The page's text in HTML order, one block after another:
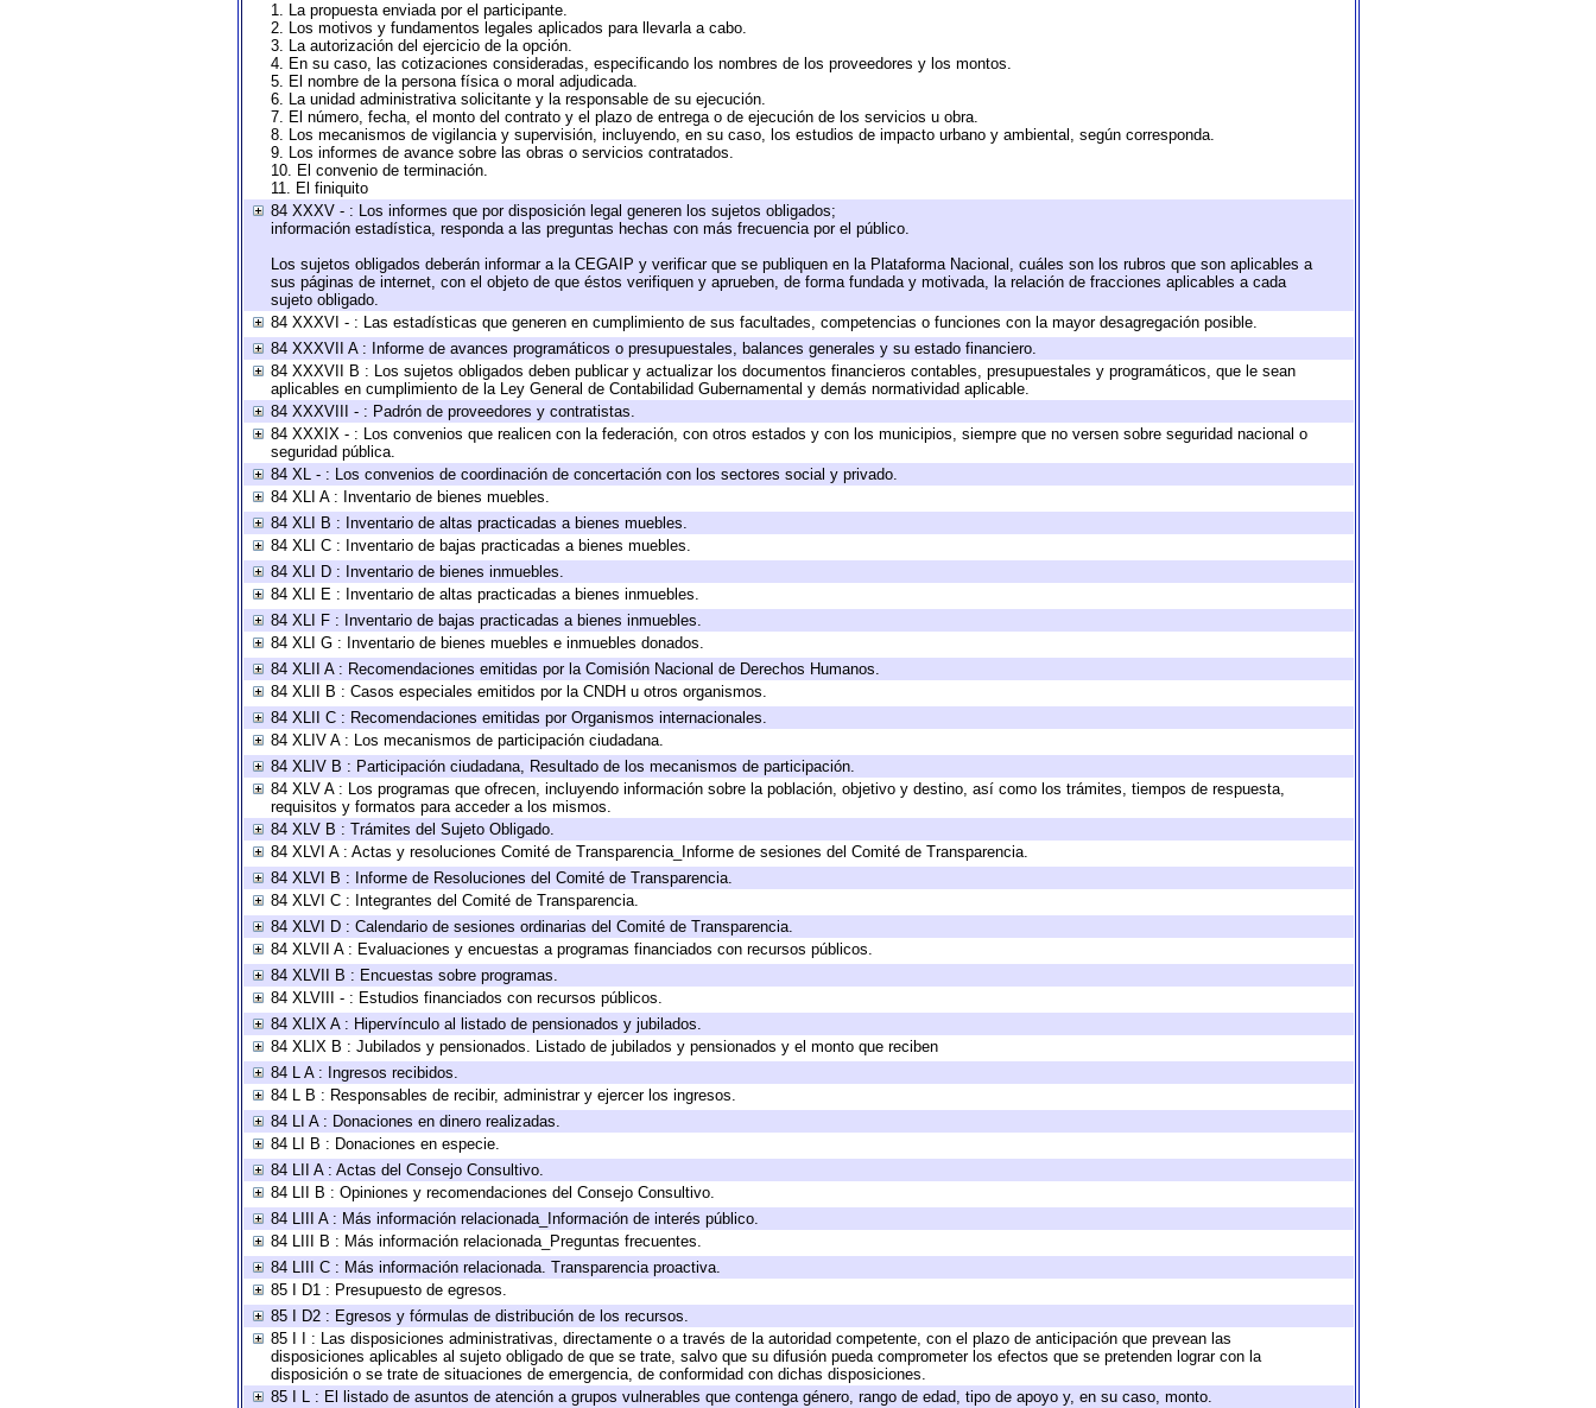
1. La propuesta enviada por el participante.
2. Los motivos y fundamentos legales aplicados para llevarla a cabo.
3. La autorización del ejercicio de la opción.
4. En su caso, las cotizaciones consideradas, especificando los nombres de los proveedores y los montos.
5. El nombre de la persona física o moral adjudicada.
6. La unidad administrativa solicitante y la responsable de su ejecución.
7. El número, fecha, el monto del contrato y el plazo de entrega o de ejecución de los servicios u obra.
8. Los mecanismos de vigilancia y supervisión, incluyendo, en su caso, los estudios de impacto urbano y ambiental, según corresponda.
9. Los informes de avance sobre las obras o servicios contratados.
10. El convenio de terminación.
11. El finiquito
84 XXXV - : Los informes que por disposición legal generen los sujetos obligados;
información estadística, responda a las preguntas hechas con más frecuencia por el público.
Los sujetos obligados deberán informar a la CEGAIP y verificar que se publiquen en la Plataforma Nacional, cuáles son los rubros que son aplicables a
sus páginas de internet, con el objeto de que éstos verifiquen y aprueben, de forma fundada y motivada, la relación de fracciones aplicables a cada
sujeto obligado.
84 XXXVI - : Las estadísticas que generen en cumplimiento de sus facultades, competencias o funciones con la mayor desagregación posible.
84 XXXVII A : Informe de avances programáticos o presupuestales, balances generales y su estado financiero.
84 XXXVII B : Los sujetos obligados deben publicar y actualizar los documentos financieros contables, presupuestales y programáticos, que le sean
aplicables en cumplimiento de la Ley General de Contabilidad Gubernamental y demás normatividad aplicable.
84 XXXVIII - : Padrón de proveedores y contratistas.
84 XXXIX - : Los convenios que realicen con la federación, con otros estados y con los municipios, siempre que no versen sobre seguridad nacional o
seguridad pública.
84 XL - : Los convenios de coordinación de concertación con los sectores social y privado.
84 XLI A : Inventario de bienes muebles.
84 XLI B : Inventario de altas practicadas a bienes muebles.
84 XLI C : Inventario de bajas practicadas a bienes muebles.
84 XLI D : Inventario de bienes inmuebles.
84 XLI E : Inventario de altas practicadas a bienes inmuebles.
84 XLI F : Inventario de bajas practicadas a bienes inmuebles.
84 XLI G : Inventario de bienes muebles e inmuebles donados.
84 XLII A : Recomendaciones emitidas por la Comisión Nacional de Derechos Humanos.
84 XLII B : Casos especiales emitidos por la CNDH u otros organismos.
84 XLII C : Recomendaciones emitidas por Organismos internacionales.
84 XLIV A : Los mecanismos de participación ciudadana.
84 XLIV B : Participación ciudadana, Resultado de los mecanismos de participación.
84 XLV A : Los programas que ofrecen, incluyendo información sobre la población, objetivo y destino, así como los trámites, tiempos de respuesta,
requisitos y formatos para acceder a los mismos.
84 XLV B : Trámites del Sujeto Obligado.
84 XLVI A : Actas y resoluciones Comité de Transparencia_Informe de sesiones del Comité de Transparencia.
84 XLVI B : Informe de Resoluciones del Comité de Transparencia.
84 XLVI C : Integrantes del Comité de Transparencia.
84 XLVI D : Calendario de sesiones ordinarias del Comité de Transparencia.
84 XLVII A : Evaluaciones y encuestas a programas financiados con recursos públicos.
84 XLVII B : Encuestas sobre programas.
84 XLVIII - : Estudios financiados con recursos públicos.
84 XLIX A : Hipervínculo al listado de pensionados y jubilados.
84 XLIX B : Jubilados y pensionados. Listado de jubilados y pensionados y el monto que reciben
84 L A : Ingresos recibidos.
84 L B : Responsables de recibir, administrar y ejercer los ingresos.
84 LI A : Donaciones en dinero realizadas.
84 LI B : Donaciones en especie.
84 LII A : Actas del Consejo Consultivo.
84 LII B : Opiniones y recomendaciones del Consejo Consultivo.
84 LIII A : Más información relacionada_Información de interés público.
84 LIII B : Más información relacionada_Preguntas frecuentes.
84 LIII C : Más información relacionada. Transparencia proactiva.
85 I D1 : Presupuesto de egresos.
85 I D2 : Egresos y fórmulas de distribución de los recursos.
85 I I : Las disposiciones administrativas, directamente o a través de la autoridad competente, con el plazo de anticipación que prevean las
disposiciones aplicables al sujeto obligado de que se trate, salvo que su difusión pueda comprometer los efectos que se pretenden lograr con la
disposición o se trate de situaciones de emergencia, de conformidad con dichas disposiciones.
85 I L : El listado de asuntos de atención a grupos vulnerables que contenga género, rango de edad, tipo de apoyo y, en su caso, monto.